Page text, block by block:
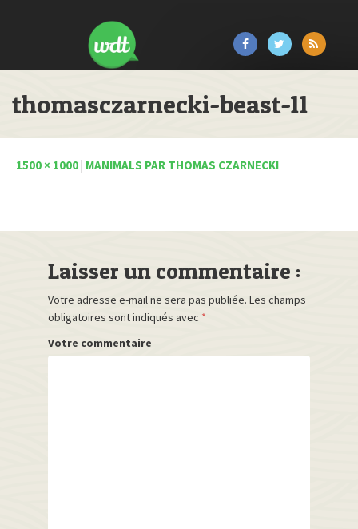
thomasczarnecki-beast-11
1500 × 1000| MANIMALS PAR THOMAS CZARNECKI
Laisser un commentaire :
Votre adresse e-mail ne sera pas publiée. Les champs
obligatoires sont indiqués avec *
Votre commentaire